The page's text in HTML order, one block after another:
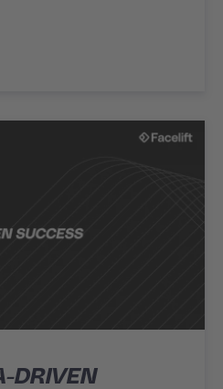
DRIVEN